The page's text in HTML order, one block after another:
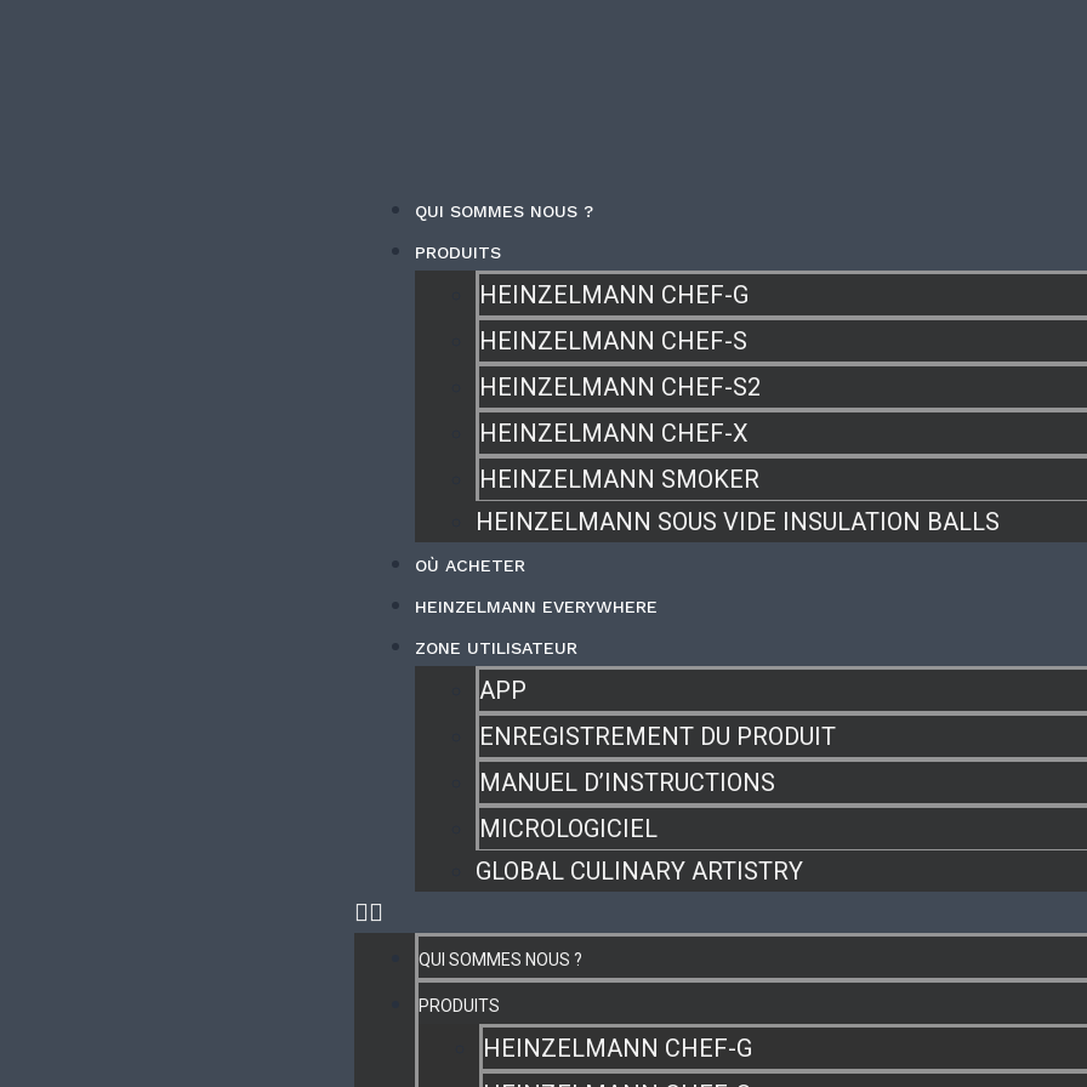
QUI SOMMES NOUS ?
PRODUITS
HEINZELMANN CHEF-G
HEINZELMANN CHEF-S
HEINZELMANN CHEF-S2
HEINZELMANN CHEF-X
HEINZELMANN SMOKER
HEINZELMANN SOUS VIDE INSULATION BALLS
OÙ ACHETER
HEINZELMANN EVERYWHERE
ZONE UTILISATEUR
APP
ENREGISTREMENT DU PRODUIT
MANUEL D’INSTRUCTIONS
MICROLOGICIEL
GLOBAL CULINARY ARTISTRY
QUI SOMMES NOUS ?
PRODUITS
HEINZELMANN CHEF-G